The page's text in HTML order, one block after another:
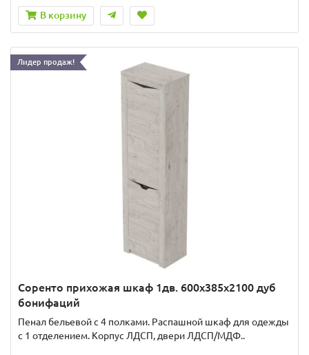
В корзину
Лидер продаж!
Соренто прихожая шкаф 1дв. 600x385x2100 дуб
бонифаций
Пенал бельевой с 4 полками. Распашной шкаф для одежды
с 1 отделением. Корпус ЛДСП, двери ЛДСП/МДФ..